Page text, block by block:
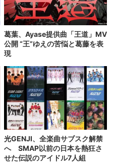
葛葉、Ayase提供曲「王道」MV
公開 “王”ゆえの苦悩と葛藤を表
現
光GENJI、全楽曲サブスク解禁
へ SMAP以前の日本を熱狂さ
せた伝説のアイドル7人組